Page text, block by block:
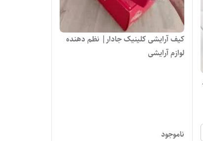
کیف آرایشی کلینیک جادار| نظم دهنده
لوازم آرایشی
ناموجود